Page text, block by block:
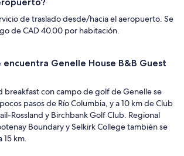
de traslado desde/hacia el aeropuerto. Se
de CAD 40.00 por habitación.
encuentra Genelle House B&B Guest
breakfast con campo de golf de Genelle se
pasos de Río Columbia, y a 10 km de Club
Rossland y Birchbank Golf Club. Regional
Boundary y Selkirk College también se
15 km.